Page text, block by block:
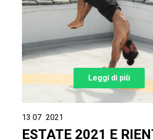
Leggi di più
13 07 2021
ESTATE 2021 E